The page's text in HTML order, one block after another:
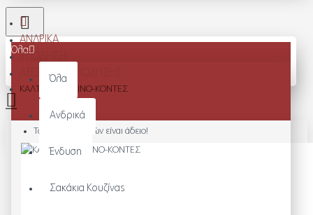
Όλα
Όλα
Ανδρικά
Ένδυση
Σακάκια Κουζίνας
Το καλάθι αγορών είναι άδειο!
ΑΝΔΡΙΚΆ
ΥΠΌΔΗΣΗ
ΑΞΕΣΟΥΆΡ ΥΠΌΔΗΣΗΣ
ΚΑΛΤΣΕΣ MERINO-ΚΟΝΤΕΣ